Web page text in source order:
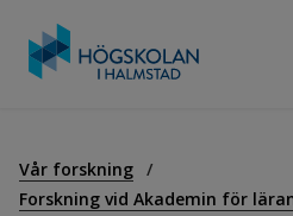
innehåll
Vår forskning
Forskning vid Akademin för
Utbildning